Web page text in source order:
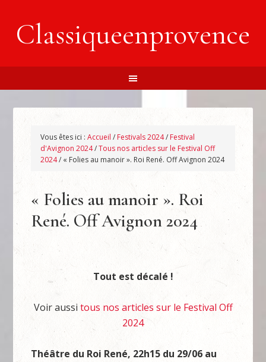
Classiqueenprovence
Vous êtes ici :Accueil / Festivals 2024/ Festival
d'Avignon 2024/Tous nos articles sur le Festival Off
2024/ « Folies au manoir ». Roi René. Off Avignon 2024
« Folies au manoir ». Roi
René. Off Avignon 2024
Tout est décalé !
Voir aussi tous nos articles sur le Festival Off
2024
Théâtre du Roi René, 22h15 du 29/06 au